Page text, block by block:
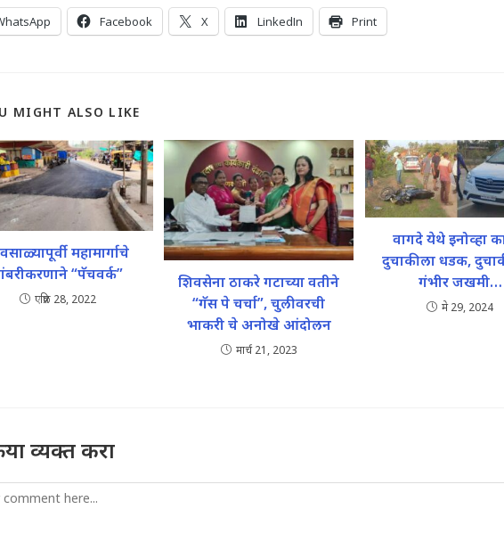
Facebook X LinkedIn Print
MIGHT ALSO LIKE
महामार्गाचे
“पॅचवर्क”
एप्रिल 28, 2022
शिवसेना ठाकरे गटाच्या वतीने
“गॅस पे चर्चा”, चुलीवरची
भाकरी चे अनोखे आंदोलन
मार्च 21, 2023
वागदे येथे इनोव्हा
दुचाकीला धडक,
गंभीर जखमी…
मे 29, 2024
व्यक्त करा